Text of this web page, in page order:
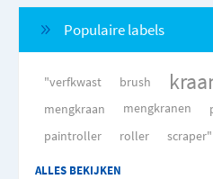
Populaire labels
"verfkwast brush
mengkraan
mengkranen
paintroller
roller scraper"
ALLES BEKIJKEN